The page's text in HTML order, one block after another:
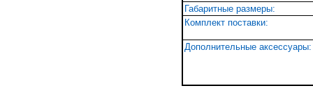
Габаритные размеры:
Комплект поставки:
Дополнительные аксессуары: